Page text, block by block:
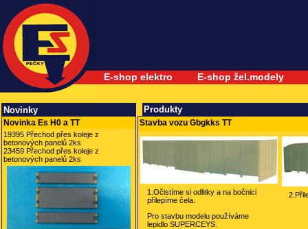
Novinky
Novinka Es H0 a TT
19395 Přechod přes koleje z
betonových panelů 2ks
23459 Přechod přes koleje z
betonových panelů 2ks
Produkty
Stavba vozu Gbgkks TT
1.Očistíme si odlitky a na bočnici
přilepíme čela.
Pro stavbu modelu používáme
lepidlo SUPERCEYS.
E-shop elektro E-shop žel.modely